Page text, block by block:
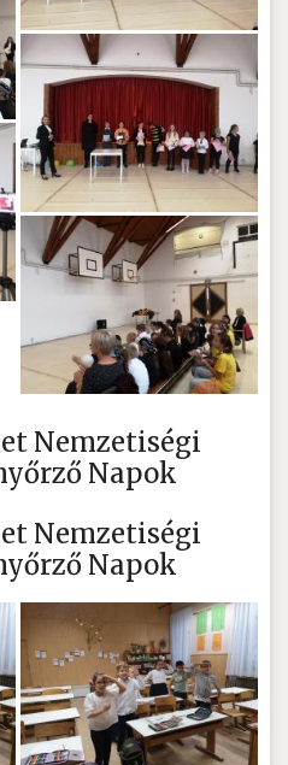
Nemzetiségi
Napok
Nemzetiségi
Napok